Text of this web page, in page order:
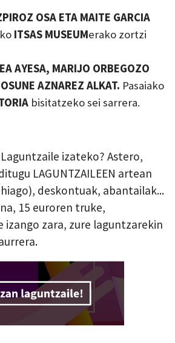
OSA ETA MAITE GARCIA
ITSAS MUSEUMerako zortzi
AYESA, MARIJO ORBEGOZO
AZNAREZ ALKAT. Pasaiako
bisitatzeko sei sarrera.
izateko? Astero,
LAGUNTZAILEEN artean
deskontuak, abantailak...
15 euroren truke,
izango zara, zure laguntzarekin